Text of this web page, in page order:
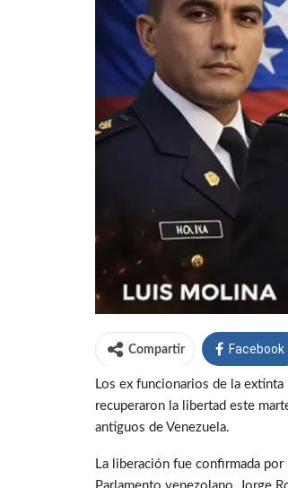
Compartir Facebook
Los ex funcionarios de la
recuperaron la libertad este
antiguos de Venezuela.
La liberación fue confirmada